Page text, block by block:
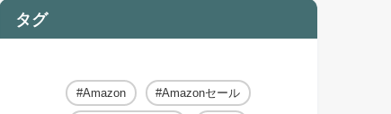
タグ
Amazon Amazonセール